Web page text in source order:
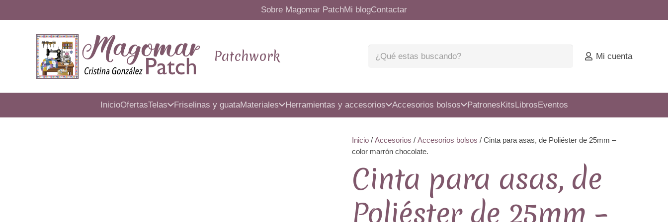
Sobre Magomar PatchMi blogContactar
Patchwork Mi cuenta
InicioOfertasTelas Friselinas y guataMateriales Herramientas y accesorios Accesorios bolsos PatronesKitsLibrosEventos
Inicio / Accesorios / Accesorios bolsos / Cinta para asas, de Poliéster de 25mm –
color marrón chocolate.
Cinta para asas, de
Poliéster de 25mm –